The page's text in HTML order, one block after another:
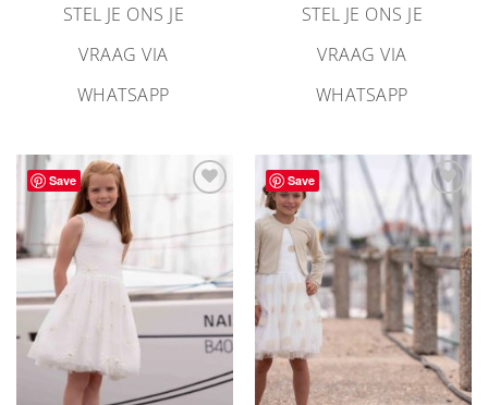
STEL JE ONS JE
VRAAG VIA
WHATSAPP
STEL JE ONS JE
VRAAG VIA
WHATSAPP
Save
verlanglijst
toevoegen
Save
Aan
verlanglijst
toevoegen